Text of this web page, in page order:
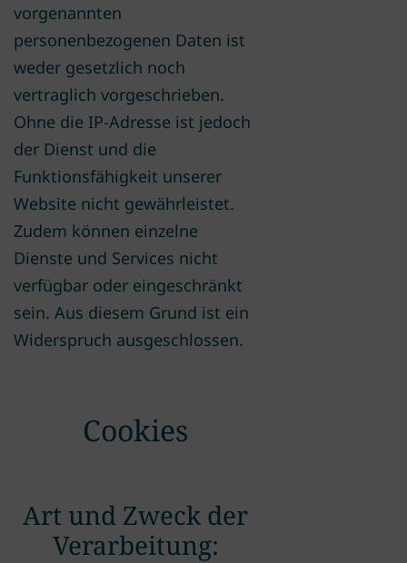
vorgenannten
personenbezogenen Daten ist
weder gesetzlich noch
vertraglich vorgeschrieben.
Ohne die IP-Adresse ist jedoch
der Dienst und die
Funktionsfähigkeit unserer
Website nicht gewährleistet.
Zudem können einzelne
Dienste und Services nicht
verfügbar oder eingeschränkt
sein. Aus diesem Grund ist ein
Widerspruch ausgeschlossen.
Cookies
Art und Zweck der
Verarbeitung: